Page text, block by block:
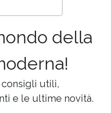
della
utili,
e le ultime novità.